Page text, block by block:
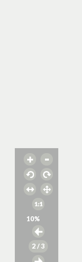
10%
2/ 3